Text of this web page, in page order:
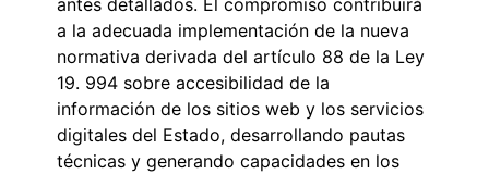
antes detallados. El compromiso contribuirá
a la adecuada implementación de la nueva
normativa derivada del artículo 88 de la Ley
19. 994 sobre accesibilidad de la
información de los sitios web y los servicios
digitales del Estado, desarrollando pautas
técnicas y generando capacidades en los